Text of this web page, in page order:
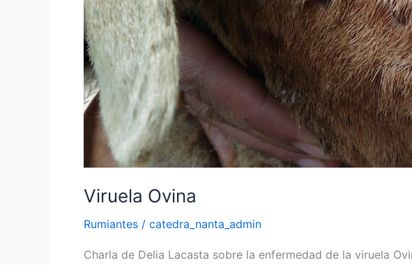
Viruela Ovina
Rumiantes / catedra_nanta_admin
Charla de Delia Lacasta sobre la enfermedad de la viruela